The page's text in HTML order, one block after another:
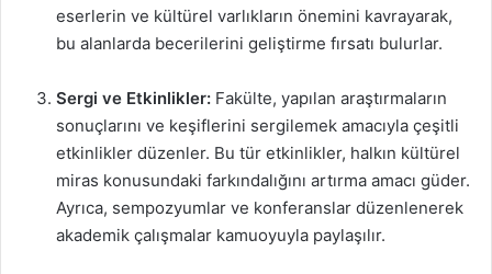
eserlerin ve kültürel varlıkların önemini kavrayarak,
bu alanlarda becerilerini geliştirme fırsatı bulurlar.
Sergi ve Etkinlikler: Fakülte, yapılan araştırmaların
sonuçlarını ve keşiflerini sergilemek amacıyla çeşitli
etkinlikler düzenler. Bu tür etkinlikler, halkın kültürel
miras konusundaki farkındalığını artırma amacı güder.
Ayrıca, sempozyumlar ve konferanslar düzenlenerek
akademik çalışmalar kamuoyuyla paylaşılır.